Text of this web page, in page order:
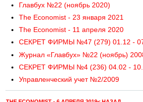
Главбух №22 (ноябрь 2020)
The Economist - 23 января 2021
The Economist - 11 апреля 2020
СЕКРЕТ ФИРМЫ №47 (279) 01.12 -
Журнал «Главбух» №22 (ноябрь)
СЕКРЕТ ФИРМЫ №4 (236) 04.02 -
Управленческий учет №2/2009